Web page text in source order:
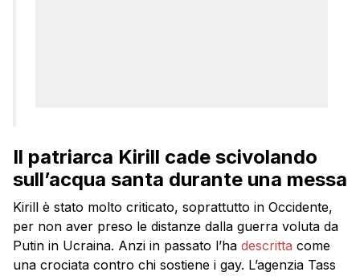
Il patriarca Kirill cade scivolando
sull’acqua santa durante una messa
Kirill è stato molto criticato, soprattutto in Occidente,
per non aver preso le distanze dalla guerra voluta da
Putin in Ucraina. Anzi in passato l’ha descritta come
una crociata contro chi sostiene i gay. L’agenzia Tass